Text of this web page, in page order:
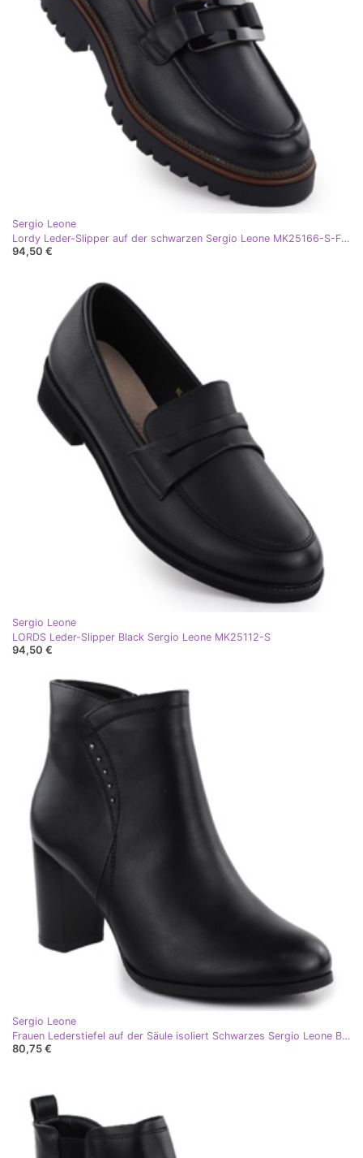
Sergio Leone
Lordy Leder-Slipper auf der schwarzen Sergio Leone MK25166-S-Frauenplattform
94,50 €
Sergio Leone
LORDS Leder-Slipper Black Sergio Leone MK25112-S
94,50 €
Sergio Leone
Frauen Lederstiefel auf der Säule isoliert Schwarzes Sergio Leone BT25015
80,75 €